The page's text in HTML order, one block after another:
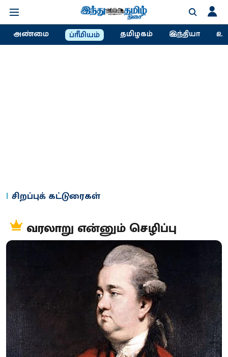
அண்மை ப்ரீமியம் தமிழகம் இந்தியா
சிறப்புக் கட்டுரைகள்
வரலாறு என்னும் செழிப்பு